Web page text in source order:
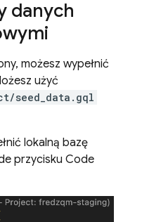
danych
możesz wypełnić
użyć
seed_data.gql
lokalną bazę
przycisku Code